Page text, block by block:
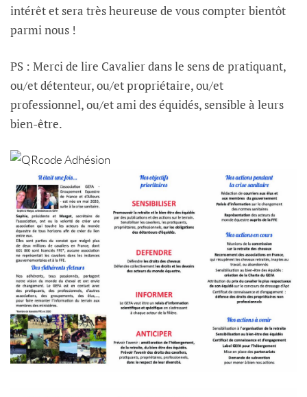
intérêt et sera très heureuse de vous compter bientôt
parmi nous !
PS : Merci de lire Cavalier dans le sens de pratiquant,
ou/et détenteur, ou/et propriétaire, ou/et
professionnel, ou/et ami des équidés, sensible à leurs
bien-être.